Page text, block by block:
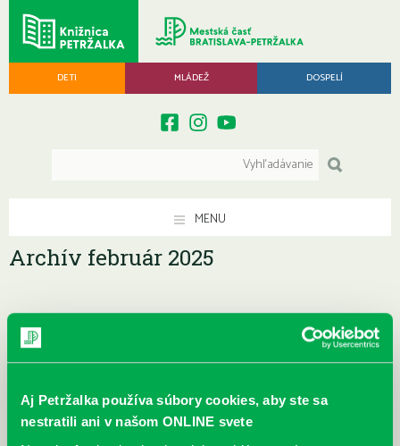
Aj Petržalka používa súbory cookies, aby ste sa
nestratili ani v našom ONLINE svete
DETI MLÁDEŽ DOSPELÍ
MENU
Archív február 2025
Archív ▾